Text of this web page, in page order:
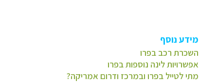
מידע נוסף
השכרת רכב בפרו
אפשרויות לינה נוספות בפרו
מתי לטייל בפרו ובמרכז ודרום אמריקה?